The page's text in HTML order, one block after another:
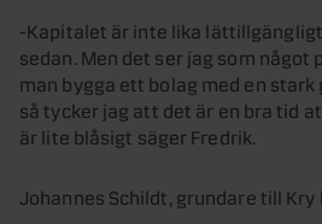
-Kapitalet är inte lika
sedan. Men det ser jag som
man bygga ett bolag med en
så tycker jag att det är en bra tid
är lite blåsigt säger Fredrik.
Johannes Schildt, grundare till Kry